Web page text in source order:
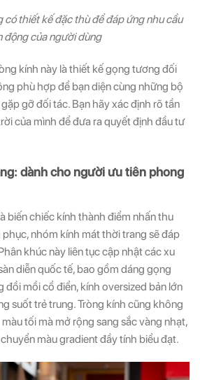
thiết kế đặc thù để đáp ứng nhu cầu
động của người dùng
kính này là thiết kế gọng tương đối
phù hợp để bạn diện cùng những bộ
gỡ đối tác. Bạn hãy xác định rõ tần
của mình để đưa ra quyết định đầu tư
dành cho người ưu tiên phong
biến chiếc kính thành điểm nhấn thu
nhóm kính mát thời trang sẽ đáp
khúc này liên tục cập nhật các xu
diễn quốc tế, bao gồm dáng gọng
đồi mồi cổ điển, kính oversized bản lớn
suốt trẻ trung. Tròng kính cũng không
tối mà mở rộng sang sắc vàng nhạt,
màu gradient đầy tính biểu đạt.